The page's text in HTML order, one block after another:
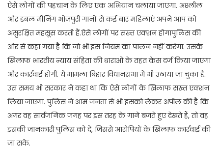
ऐसे लोगों की पहचान के लिए एक अभियान चलाया जाएगा. अश्लील
और डबल मीनिंग भोजपुरी गानों से कई बार महिलाएं अपने आप को
असुरक्षित महसूस करती हैं.ऐसे लोगों पर सख्त एक्शन होगापुलिस की
ओर से कहा गया है कि जो भी इस नियम का पालन नहीं करेगा. उसके
खिलाफ भारतीय न्याय संहिता की धाराओं के तहत केस दर्ज किया जाएगा
और कार्रवाई होगी. ये मामला बिहार विधानसभा में भी उठाया जा चुका है.
उस समय भी सरकार ने कहा था कि ऐसे लोगों के खिलाफ सख्त एक्शन
लिया जाएगा. पुलिस ने आम जनता से भी इसको लेकर अपील की है कि
अगर वह सार्वजनिक जगह पर इस तरह के गाने बजते हुए देखते हैं, तो वह
इसकी जानकारी पुलिस को दें, जिससे आरोपियों के खिलाफ कार्रवाई की
जा सके.